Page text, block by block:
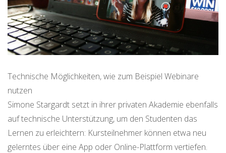
Technische Möglichkeiten, wie zum Beispiel Webinare
nutzen
Simone Stargardt setzt in ihrer privaten Akademie ebenfalls
auf technische Unterstützung, um den Studenten das
Lernen zu erleichtern: Kursteilnehmer können etwa neu
gelerntes über eine App oder Online-Plattform vertiefen.